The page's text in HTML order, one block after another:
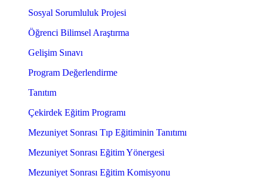
Sosyal Sorumluluk Projesi
Öğrenci Bilimsel Araştırma
Gelişim Sınavı
Program Değerlendirme
Tanıtım
Çekirdek Eğitim Programı
Mezuniyet Sonrası Tıp Eğitiminin Tanıtımı
Mezuniyet Sonrası Eğitim Yönergesi
Mezuniyet Sonrası Eğitim Komisyonu